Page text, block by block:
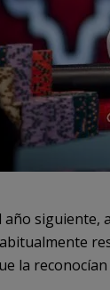
año siguiente,
la